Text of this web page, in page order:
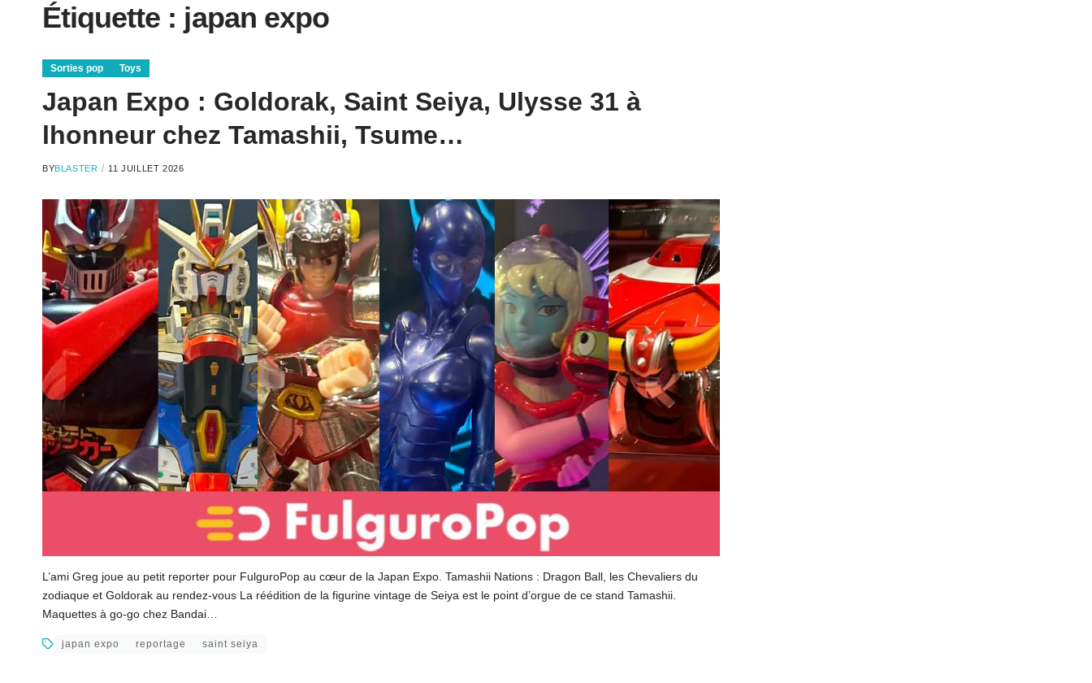
Étiquette : japan expo
Sorties pop Toys
Japan Expo : Goldorak, Saint Seiya, Ulysse 31 à
lhonneur chez Tamashii, Tsume…
BYBLASTER 11 JUILLET 2026
L’ami Greg joue au petit reporter pour FulguroPop au cœur de la Japan Expo. Tamashii Nations : Dragon Ball, les Chevaliers du
zodiaque et Goldorak au rendez-vous La réédition de la figurine vintage de Seiya est le point d’orgue de ce stand Tamashii.
Maquettes à go-go chez Bandai…
japan expo reportage saint seiya